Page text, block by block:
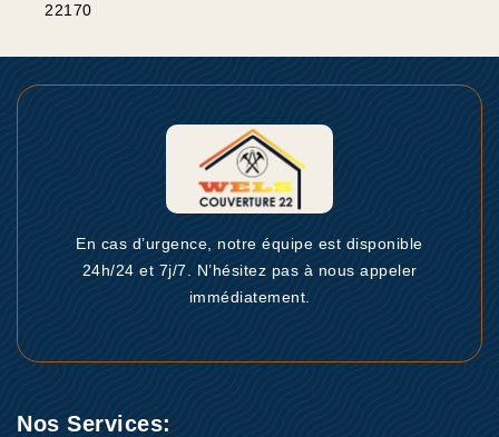
22170
En cas d’urgence, notre équipe est disponible
24h/24 et 7j/7. N’hésitez pas à nous appeler
immédiatement.
Nos Services: